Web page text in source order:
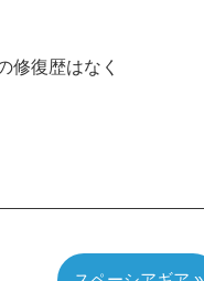
修復歴はなく